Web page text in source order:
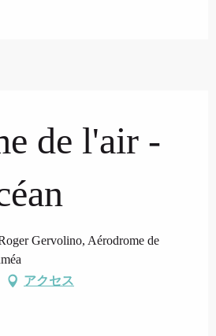
de l'air -
Gervolino, Aérodrome de
アクセス